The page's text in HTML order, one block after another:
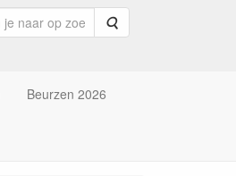
Zoeken
Beurzen 2026